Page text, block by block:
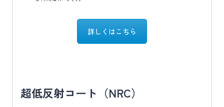
詳しくはこちら
超低反射コート（NRC）